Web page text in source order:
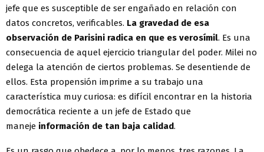
jefe que es susceptible de ser engañado en relación con
datos concretos, verificables. La gravedad de esa
observación de Parisini radica en que es verosímil. Es una
consecuencia de aquel ejercicio triangular del poder. Milei no
delega la atención de ciertos problemas. Se desentiende de
ellos. Esta propensión imprime a su trabajo una
característica muy curiosa: es difícil encontrar en la historia
democrática reciente a un jefe de Estado que
maneje información de tan baja calidad.